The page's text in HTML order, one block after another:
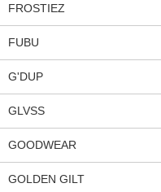
FROSTIEZ
FUBU
G'DUP
GLVSS
GOODWEAR
GOLDEN GILT